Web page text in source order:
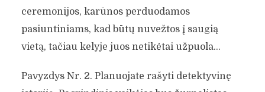
ceremonijos, karūnos perduodamos
pasiuntiniams, kad būtų nuvežtos į saugią
vietą, tačiau kelyje juos netikėtai užpuola…
Pavyzdys Nr. 2. Planuojate rašyti detektyvinę